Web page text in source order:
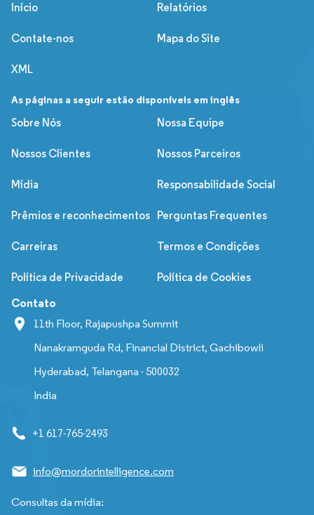
Início Relatórios
Contate-nos Mapa do Site
XML
As páginas a seguir estão disponíveis em inglês
Sobre Nós
Nossa Equipe
Nossos Clientes Nossos Parceiros
Mídia Responsabilidade Social
Prêmios e reconhecimentos Perguntas Frequentes
Carreiras Termos e Condições
Política de Privacidade Política de Cookies
Contato
11th Floor, Rajapushpa Summit
Nanakramguda Rd, Financial District, Gachibowli
Hyderabad, Telangana - 500032
India
+1 617-765-2493
info@mordorintelligence.com
Consultas da mídia: